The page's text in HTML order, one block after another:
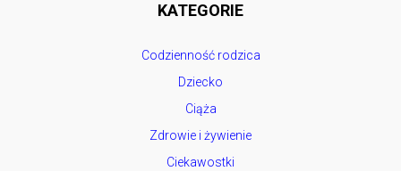
KATEGORIE
Codzienność rodzica
Dziecko
Ciąża
Zdrowie i żywienie
Ciekawostki